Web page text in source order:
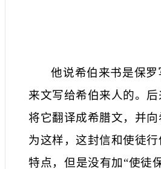
他说希伯来书是保
来文写给希伯来人的。
将它翻译成希腊文，并
为这样，这封信和使徒
特点，但是没有加“使徒